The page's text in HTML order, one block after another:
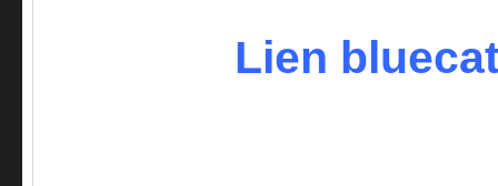
Lien